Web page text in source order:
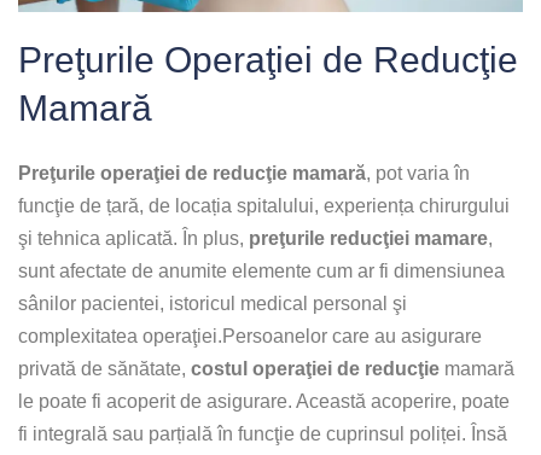
Preţurile Operaţiei de Reducţie
Mamară
Preţurile operaţiei de reducţie mamară, pot varia în
funcţie de țară, de locația spitalului, experiența chirurgului
şi tehnica aplicată. În plus, preţurile reducţiei mamare,
sunt afectate de anumite elemente cum ar fi dimensiunea
sânilor pacientei, istoricul medical personal şi
complexitatea operaţiei.Persoanelor care au asigurare
privată de sănătate, costul operaţiei de reducţie mamară
le poate fi acoperit de asigurare. Această acoperire, poate
fi integrală sau parțială în funcţie de cuprinsul poliței. Însă